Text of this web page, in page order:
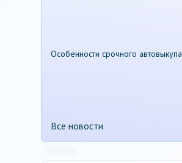
Особенности срочного автовыкупа
Все новости